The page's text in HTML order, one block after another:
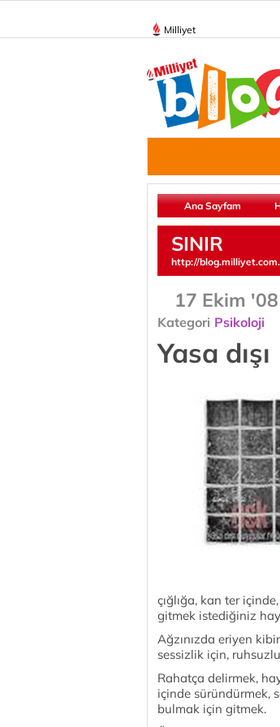
Milliyet
Ana Sayfam
SINIR
http://
17 Ekim '08
Kategori Psikoloji
Yasa dışı
çığlığa, kan ter
gitmek istediğiniz
Ağzınızda eriyen
sessizlik için,
Rahatça delirmek,
içinde süründürmek,
bulmak için gitmek.